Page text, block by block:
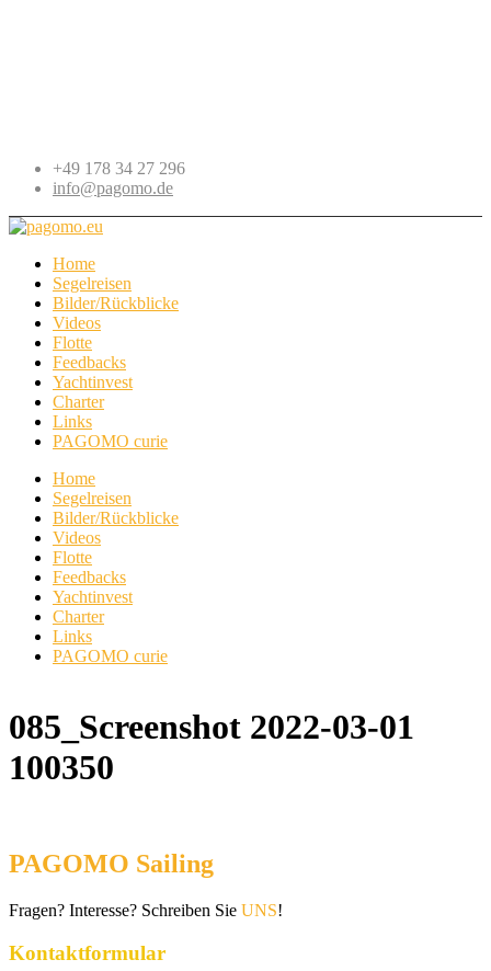
+49 178 34 27 296
info@pagomo.de
Home
Segelreisen
Bilder/Rückblicke
Videos
Flotte
Feedbacks
Yachtinvest
Charter
Links
PAGOMO curie
Home
Segelreisen
Bilder/Rückblicke
Videos
Flotte
Feedbacks
Yachtinvest
Charter
Links
PAGOMO curie
085_Screenshot 2022-03-01
100350
PAGOMO Sailing
Fragen? Interesse? Schreiben Sie UNS!
Kontaktformular